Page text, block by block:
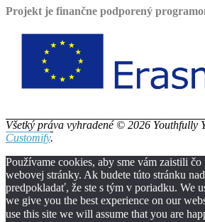
Projekt je finančne podporený
Všetký práva vyhradené © 2026 Youthfully
Customify.
Používame cookies, aby sme vám zaistili čo
webovej stránky. Ak budete túto stránku
predpokladať, že ste s tým v poriadku. We
we give you the best experience on our
use this site we will assume that you are